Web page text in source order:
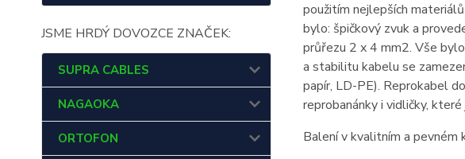
JSME HRDÝ DOVOZCE ZNAČEK:
SUPRA CABLES
NAGAOKA
ORTOFON
použitím nejlepších
bylo: špičkový zvuk a
průřezu 2 x 4 mm2. Vše
a stabilitu kabelu se
papír, LD-PE). Reprokabel
reprobanánky i vidličky,
Balení v kvalitním a pevném